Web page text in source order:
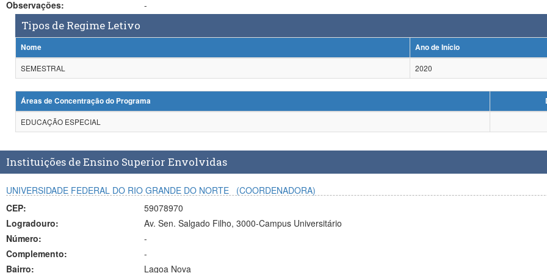
Observações:
-
Tipos de Regime Letivo
Nome
Ano de Início
SEMESTRAL
2020
Áreas de Concentração do Programa
EDUCAÇÃO ESPECIAL
Instituições de Ensino Superior Envolvidas
UNIVERSIDADE FEDERAL DO RIO GRANDE DO NORTE
(COORDENADORA)
CEP:
59078970
Logradouro:
Av. Sen. Salgado Filho, 3000-Campus Universitário
Número:
-
Complemento:
-
Bairro:
Lagoa Nova